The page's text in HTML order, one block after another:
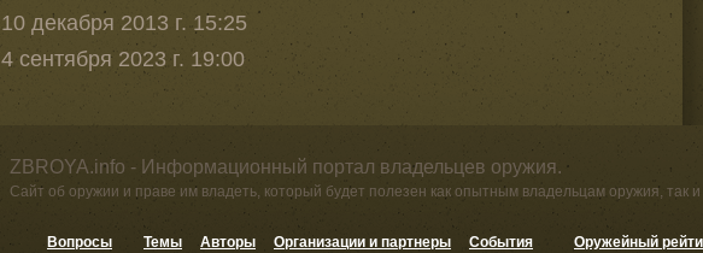
10 декабря 2013 г. 15:25
4 сентября 2023 г. 19:00
ZBROYA.info - Информационный портал владельцев оружия.
Сайт об оружии и праве им владеть, который будет полезен как опытным владельцам оружия, так
Вопросы
Темы Авторы Организации и партнеры
События
Оружейный